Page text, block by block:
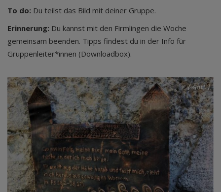
To do: Du teilst das Bild mit deiner Gruppe.
Erinnerung: Du kannst mit den Firmlingen die Woche
gemeinsam beenden. Tipps findest du in der Info für
Gruppenleiter*innen (Downloadbox).